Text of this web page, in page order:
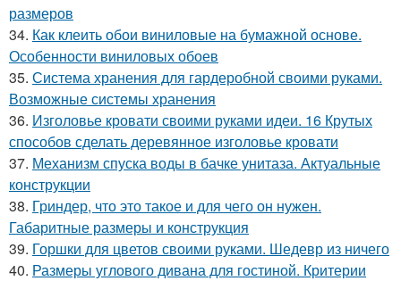
размеров
34. Как клеить обои виниловые на бумажной основе.
Особенности виниловых обоев
35. Система хранения для гардеробной своими руками.
Возможные системы хранения
36. Изголовье кровати своими руками идеи. 16 Крутых
способов сделать деревянное изголовье кровати
37. Механизм спуска воды в бачке унитаза. Актуальные
конструкции
38. Гриндер, что это такое и для чего он нужен.
Габаритные размеры и конструкция
39. Горшки для цветов своими руками. Шедевр из ничего
40. Размеры углового дивана для гостиной. Критерии